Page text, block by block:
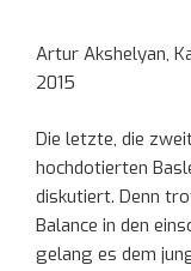
Artur Akshelyan,
2015
Die letzte, die
hochdotierten
diskutiert. Denn
Balance in den
gelang es dem